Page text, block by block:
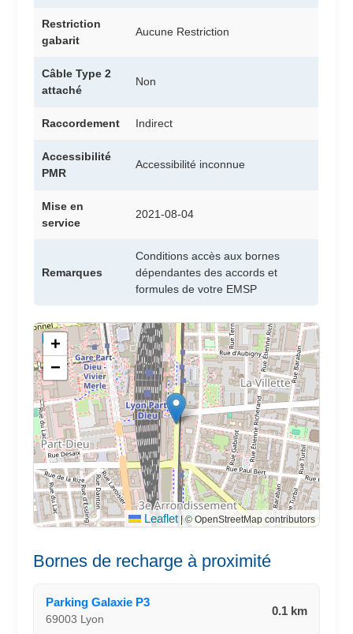
Restriction
gabarit
Aucune Restriction
Câble Type 2
attaché
Non
Raccordement Indirect
Accessibilité
PMR
Accessibilité inconnue
Mise en
service
2021-08-04
Remarques
Conditions accès aux bornes
dépendantes des accords et
formules de votre EMSP
+
−
Leaflet |© OpenStreetMap contributors
Bornes de recharge à proximité
Parking Galaxie P3
69003 Lyon
0.1 km